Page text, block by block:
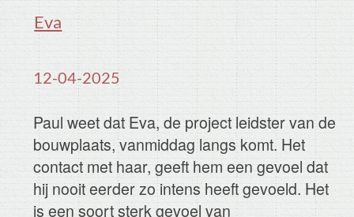
George Mulder rechercheur
12-04-2025
Door het lawaai van de huisvuilcontainer
deksel schrok ze wakker. Ze stapte met
enige moeite uit haar bed en keek naar
buiten. Ze zag twee schimmen, die met een
zwaai iets in de container gooide. Ze
dumpen alweer illegaal huisvuil in onze
container, dacht ze…